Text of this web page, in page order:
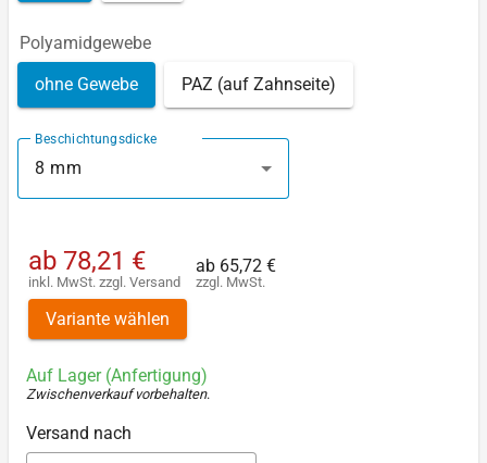
Polyamidgewebe
ohne Gewebe PAZ (auf Zahnseite)
Beschichtungsdicke
8 mm
ab 78,21 €
inkl. MwSt. zzgl. Versand
ab 65,72 €
zzgl. MwSt.
Variante wählen
Auf Lager (Anfertigung)
Zwischenverkauf vorbehalten.
Versand nach